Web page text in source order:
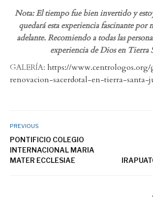
Nota: El tiempo fue bien invertido y
quedará esta experiencia fascinante por
adelante. Recomiendo a todas las
experiencia de Dios en Tierra
GALERÍA: https://
renovacion-sacerdotal-en-tierra-santa-
PREVIOUS
PONTIFICIO COLEGIO
INTERNACIONAL MARIA
MATER ECCLESIAE